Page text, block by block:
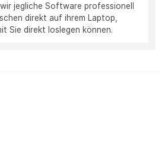
jegliche Software professionell
direkt auf ihrem Laptop,
Sie direkt loslegen können.